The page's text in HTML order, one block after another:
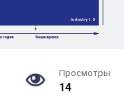
Просмотры
14